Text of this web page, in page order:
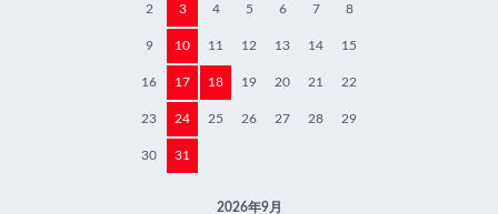
2 3 4 5 6 7 8
9 10 11 12 13 14 15
16 17 18 19 20 21 22
23 24 25 26 27 28 29
30 31
2026年9月